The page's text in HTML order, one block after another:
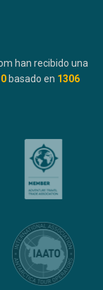
han recibido una
basado en 1306